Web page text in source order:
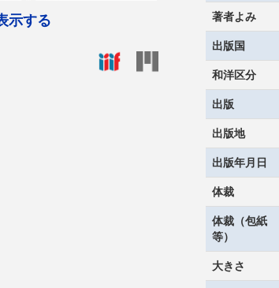
示する 著者よみ
出版国
和洋区分
出版
出版地
出版年月日
体裁
体裁（包紙
等）
大きさ